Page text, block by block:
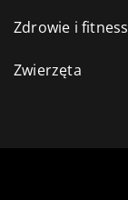
Zdrowie i fitness
Zwierzęta